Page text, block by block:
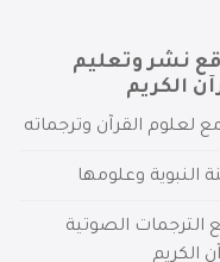
نشر وتعليم
الكريم
لعلوم القرآن وترجماته
النبوية وعلومها
الترجمات الصوتية
الكريم